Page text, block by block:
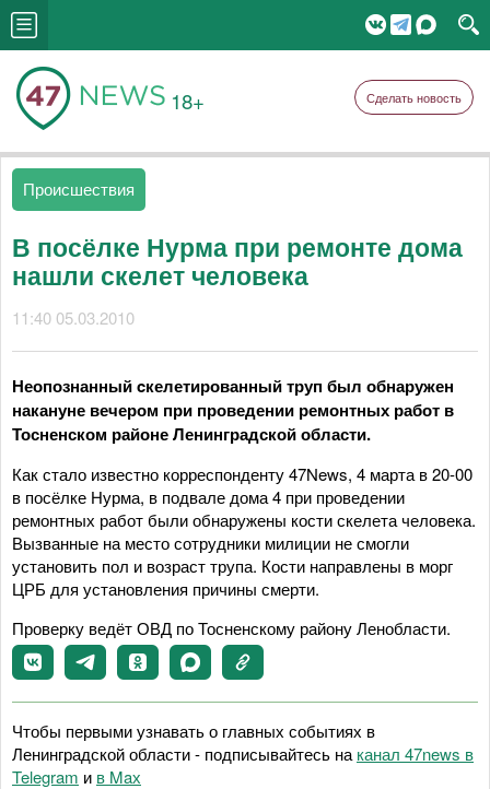
18+ Сделать новость
Происшествия
В посёлке Нурма при ремонте дома
нашли скелет человека
11:40 05.03.2010
Неопознанный cкелетированный труп был обнаружен
накануне вечером при проведении ремонтных работ в
Тосненском районе Ленинградской области.
Как стало известно корреспонденту 47News, 4 марта в 20-00
в посёлке Нурма, в подвале дома 4 при проведении
ремонтных работ были обнаружены кости скелета человека.
Вызванные на место сотрудники милиции не смогли
установить пол и возраст трупа. Кости направлены в морг
ЦРБ для установления причины смерти.
Проверку ведёт ОВД по Тосненскому району Ленобласти.
Чтобы первыми узнавать о главных событиях в
Ленинградской области - подписывайтесь на канал 47news в
Telegram и в Maх